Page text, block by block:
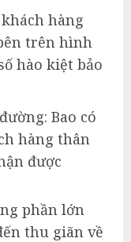
hàng
trên hình
hào kiệt bảo
Bao có
hàng thân
được
phần lớn
thu giãn về